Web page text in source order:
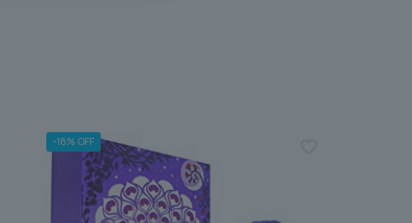
-18% OFF